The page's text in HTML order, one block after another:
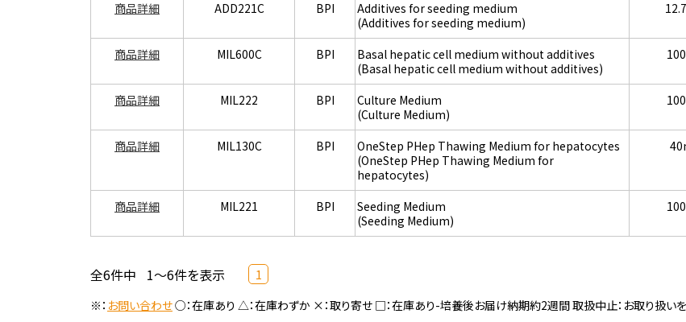
商品詳細 ADD221C BPI
Additives for seeding medium
(Additives for seeding medium)
商品詳細 MIL600C BPI
Basal hepatic cell medium without additives
(Basal hepatic cell medium without additives)
商品詳細 MIL222 BPI
Culture Medium
(Culture Medium)
商品詳細 MIL130C BPI
OneStep PHep Thawing Medium for hepatocytes
(OneStep PHep Thawing Medium for
hepatocytes)
商品詳細 MIL221 BPI
Seeding Medium
(Seeding Medium)
全6件中 1～6件を表示 1
※： お問い合わせ○：在庫あり △：在庫わずか ×：取り寄せ □：在庫あり-培養後お届け納期約2週間 取扱中止：お取り扱いを